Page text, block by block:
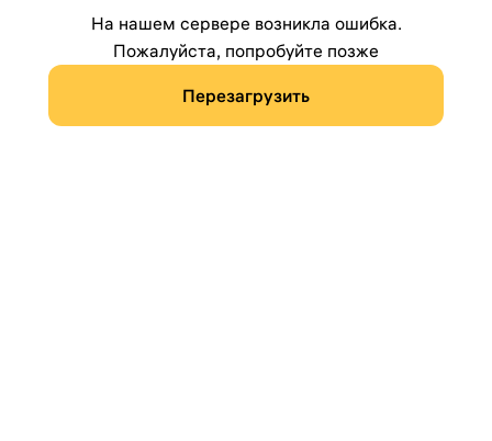
На нашем сервере возникла ошибка.
Пожалуйста, попробуйте позже
Перезагрузить